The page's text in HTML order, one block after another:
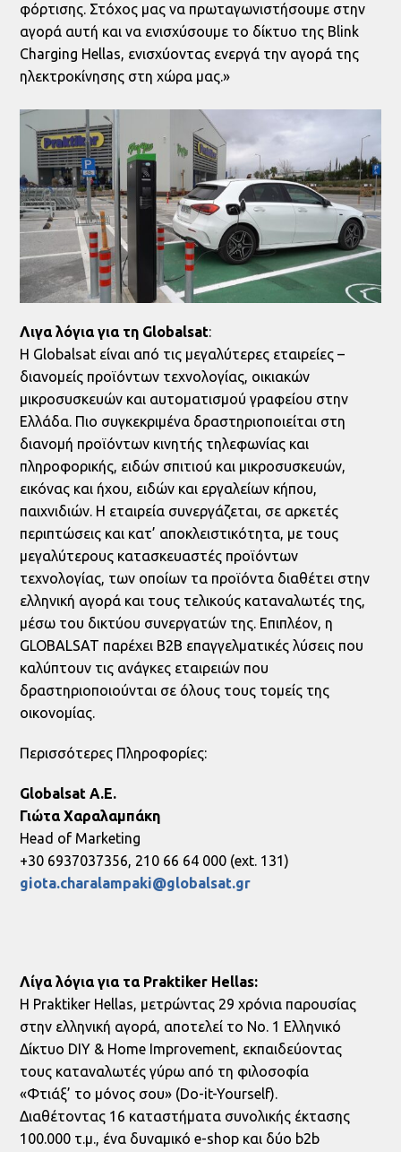
φόρτισης. Στόχος μας να πρωταγωνιστήσουμε στην
αγορά αυτή και να ενισχύσουμε το δίκτυο της Blink
Charging Hellas, ενισχύοντας ενεργά την αγορά της
ηλεκτροκίνησης στη χώρα μας.»
Λιγα λόγια για τη Globalsat:
Η Globalsat είναι από τις μεγαλύτερες εταιρείες –
διανομείς προϊόντων τεχνολογίας, οικιακών
μικροσυσκευών και αυτοματισμού γραφείου στην
Ελλάδα. Πιο συγκεκριμένα δραστηριοποιείται στη
διανομή προϊόντων κινητής τηλεφωνίας και
πληροφορικής, ειδών σπιτιού και μικροσυσκευών,
εικόνας και ήχου, ειδών και εργαλείων κήπου,
παιχνιδιών. H εταιρεία συνεργάζεται, σε αρκετές
περιπτώσεις και κατ’ αποκλειστικότητα, με τους
μεγαλύτερους κατασκευαστές προϊόντων
τεχνολογίας, των οποίων τα προϊόντα διαθέτει στην
ελληνική αγορά και τους τελικούς καταναλωτές της,
μέσω του δικτύου συνεργατών της. Επιπλέον, η
GLOBALSAT παρέχει Β2Β επαγγελματικές λύσεις που
καλύπτουν τις ανάγκες εταιρειών που
δραστηριοποιούνται σε όλους τους τομείς της
οικονομίας.
Περισσότερες Πληροφορίες:
Globalsat A.E.
Γιώτα Χαραλαμπάκη
Head of Marketing
+30 6937037356, 210 66 64 000 (ext. 131)
giota.charalampaki@globalsat.gr
Λίγα λόγια για τα Praktiker Hellas:
Η Praktiker Hellas, μετρώντας 29 χρόνια παρουσίας
στην ελληνική αγορά, αποτελεί το Νo. 1 Ελληνικό
Δίκτυο DIY & Home Improvement, εκπαιδεύοντας
τους καταναλωτές γύρω από τη φιλοσοφία
«Φτιάξ’ το μόνος σου» (Do-it-Yourself).
Διαθέτοντας 16 καταστήματα συνολικής έκτασης
100.000 τ.μ., ένα δυναμικό e-shop και δύο b2b